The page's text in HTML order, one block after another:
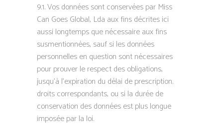
9.1. Vos données sont conservées par Miss
Can Goes Global, Lda aux fins décrites ici
aussi longtemps que nécessaire aux fins
susmentionnées, sauf si les données
personnelles en question sont nécessaires
pour prouver le respect des obligations,
jusqu’à l’expiration du délai de prescription.
droits correspondants, ou si la durée de
conservation des données est plus longue
imposée par la loi.